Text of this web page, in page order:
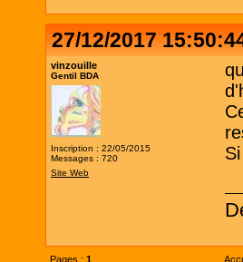
27/12/2017
vinzouille
Gentil BDA
Inscription : 22/05/2015
Messages : 720
Site Web
Pages : 1